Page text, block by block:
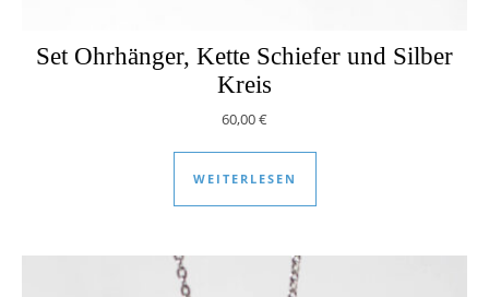
Set Ohrhänger, Kette Schiefer und Silber
Kreis
60,00€
WEITERLESEN